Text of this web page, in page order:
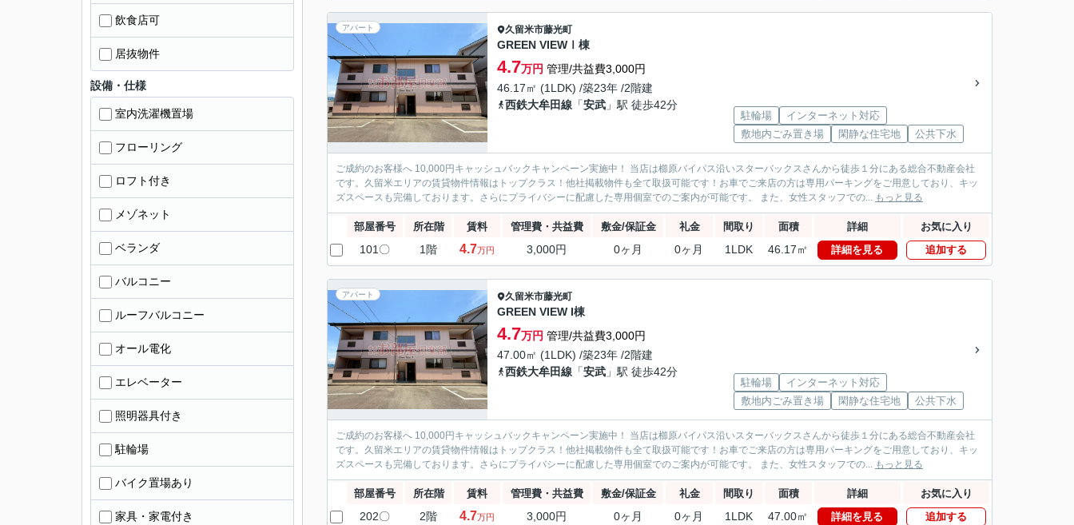
アパート 久留米市藤光町
GREEN VIEWⅠ棟
4.7万円 管理/共益費3,000円
46.17㎡ (1LDK) /築23年 /2階建
西鉄大牟田線 「安武 」駅 徒歩42分
駐輪場
インターネット対応
敷地内ごみ置き場
閑静な住宅地 公共下水
ご成約のお客様へ 10,000円キャッシュバックキャンペーン実施中！ 当店は櫛原バイパス沿いスターバックスさんから徒歩１分にある総合不動産会社
です。久留米エリアの賃貸物件情報はトップクラス！他社掲載物件も全て取扱可能です！お車でご来店の方は専用パーキングをご用意しており、キッ
ズスペースも完備しております。さらにプライバシーに配慮した専用個室でのご案内が可能です。 また、女性スタッフでの... もっと見る
部屋番号 所在階 賃料 管理費・共益費 敷金/保証金 礼金 間取り 面積 詳細 お気に入り
101〇 1階 4.7万円 3,000円 0ヶ月 0ヶ月 1LDK 46.17㎡ 詳細を見る 追加する
アパート 久留米市藤光町
GREEN VIEW I棟
4.7万円 管理/共益費3,000円
47.00㎡ (1LDK) /築23年 /2階建
西鉄大牟田線 「安武 」駅 徒歩42分
駐輪場
インターネット対応
敷地内ごみ置き場
閑静な住宅地 公共下水
ご成約のお客様へ 10,000円キャッシュバックキャンペーン実施中！ 当店は櫛原バイパス沿いスターバックスさんから徒歩１分にある総合不動産会社
です。久留米エリアの賃貸物件情報はトップクラス！他社掲載物件も全て取扱可能です！お車でご来店の方は専用パーキングをご用意しており、キッ
ズスペースも完備しております。さらにプライバシーに配慮した専用個室でのご案内が可能です。 また、女性スタッフでの... もっと見る
部屋番号 所在階 賃料 管理費・共益費 敷金/保証金 礼金 間取り 面積 詳細 お気に入り
202〇 2階 4.7万円 3,000円 0ヶ月 0ヶ月 1LDK 47.00㎡ 詳細を見る 追加する
飲食店可
居抜物件
設備・仕様
室内洗濯機置場
フローリング
ロフト付き
メゾネット
ベランダ
バルコニー
ルーフバルコニー
オール電化
エレベーター
照明器具付き
駐輪場
バイク置場あり
家具・家電付き